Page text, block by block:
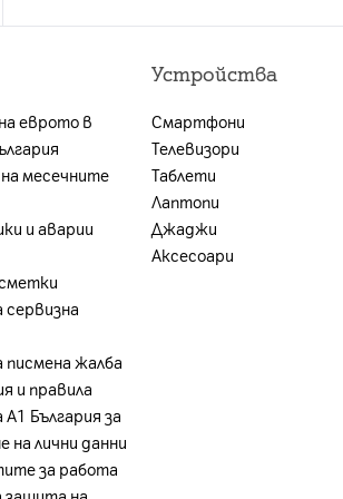
B66 TDD LTE： B34/B38/B39/
в брой или на
от посочените условия,
без тарифен план и стойността
еврото в
месечните
и аварии
сервизна
писмена жалба
и правила
България за
на лични данни
за работа
Устройства
Смартфони
Телевизори
Таблети
Лаптопи
Джаджи
Аксесоари